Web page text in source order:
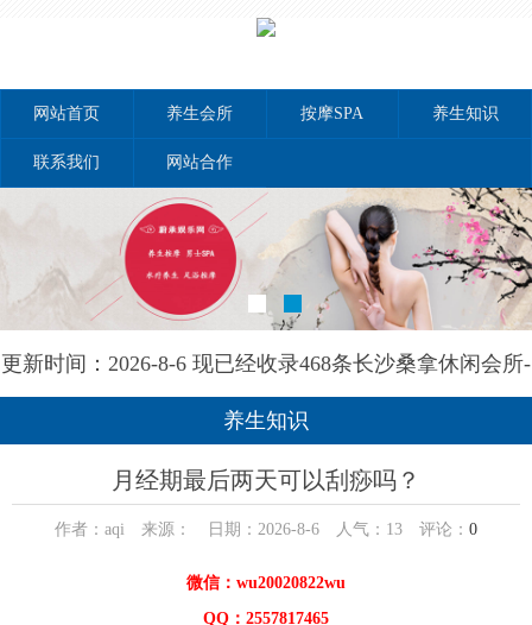
网站首页 养生会所 按摩SPA 养生知识
联系我们 网站合作
更新时间：2026-8-6 现已经收录468条长沙桑拿休闲会所-
长沙秘境养生网信息
养生知识
月经期最后两天可以刮痧吗？
作者：aqi 来源： 日期：2026-8-6 人气： 13 评论： 0
微信：wu20020822wu
QQ：2557817465